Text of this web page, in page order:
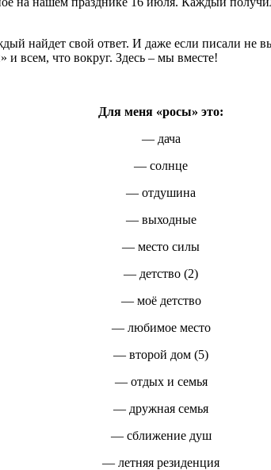
найдет свой ответ. И даже если писали не
всем, что вокруг. Здесь – мы вместе!
Для меня «росы» это:
— дача
— солнце
— отдушина
— выходные
— место силы
— детство (2)
— моё детство
— любимое место
— второй дом (5)
— отдых и семья
— дружная семья
— сближение душ
— летняя резиденция